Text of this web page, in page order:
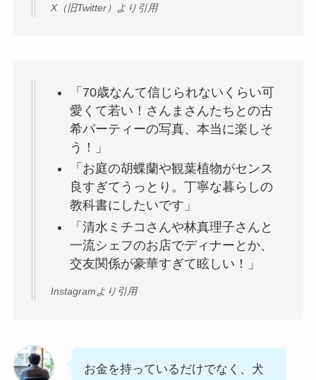
X（旧Twitter）より引用
「70歳なんて信じられないくらい可
愛くて若い！さんまさんたちとの古
希パーティーの写真、本当に楽しそ
う！」
「お庭の胡蝶蘭や観葉植物がセンス
良すぎてうっとり。丁寧な暮らしの
教科書にしたいです」
「清水ミチコさんや林真理子さんと
一流シェフのお店でディナーとか、
交友関係が豪華すぎて眩しい！」
Instagramより引用
お金を持っているだけでなく、犬